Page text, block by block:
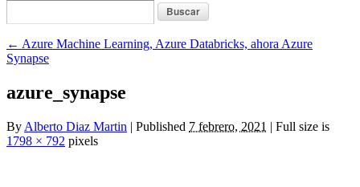
← Azure Machine Learning, Azure Databricks, ahora Azure
Synapse
azure_synapse
By Alberto Diaz Martin | Published 7 febrero, 2021 | Full size is
1798 × 792 pixels